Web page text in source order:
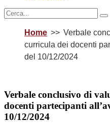
Home
Verbale
curricula dei docenti
del 10/12/2024
Verbale conclusivo di
docenti partecipanti
10/12/2024